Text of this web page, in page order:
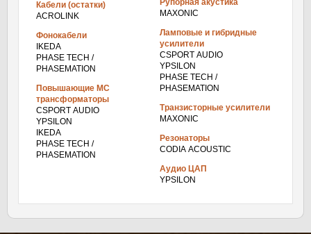
Кабели (остатки)
ACROLINK
Фонокабели
IKEDA
PHASE TECH /
PHASEMATION
Повышающие МС
трансформаторы
CSPORT AUDIO
YPSILON
IKEDA
PHASE TECH /
PHASEMATION
Рупорная акустика
MAXONIC
Ламповые и гибридные
усилители
CSPORT AUDIO
YPSILON
PHASE TECH /
PHASEMATION
Транзисторные усилители
MAXONIC
Резонаторы
CODIA ACOUSTIC
Аудио ЦАП
YPSILON